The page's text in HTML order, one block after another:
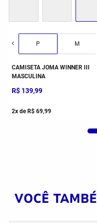
G GG 2GG/3G
P M
CAMISETA JOMA WINNER III
MASCULINA
R$ 139,99
2x deR$ 69,99
VOCÊ